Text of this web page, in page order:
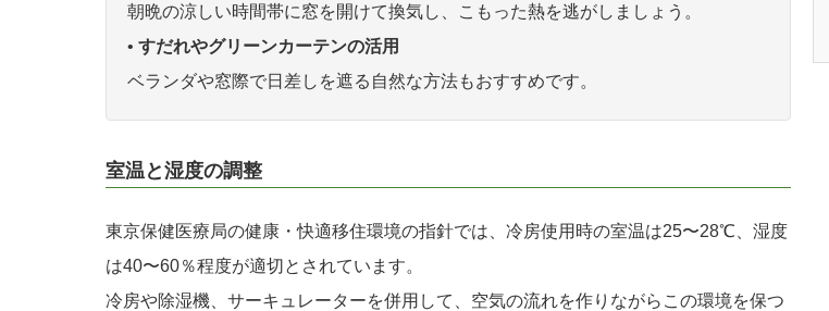
朝晩の涼しい時間帯に窓を開けて換気し、こもった熱を逃がしましょう。
• すだれやグリーンカーテンの活用
ベランダや窓際で日差しを遮る自然な方法もおすすめです。
室温と湿度の調整
東京保健医療局の健康・快適移住環境の指針では、冷房使用時の室温は25〜28℃、湿度
は40〜60％程度が適切とされています。
冷房や除湿機、サーキュレーターを併用して、空気の流れを作りながらこの環境を保つ